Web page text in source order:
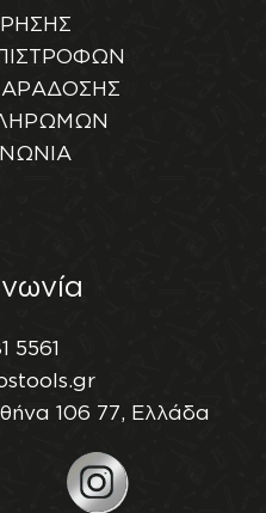
5561
106 77, Ελλάδα